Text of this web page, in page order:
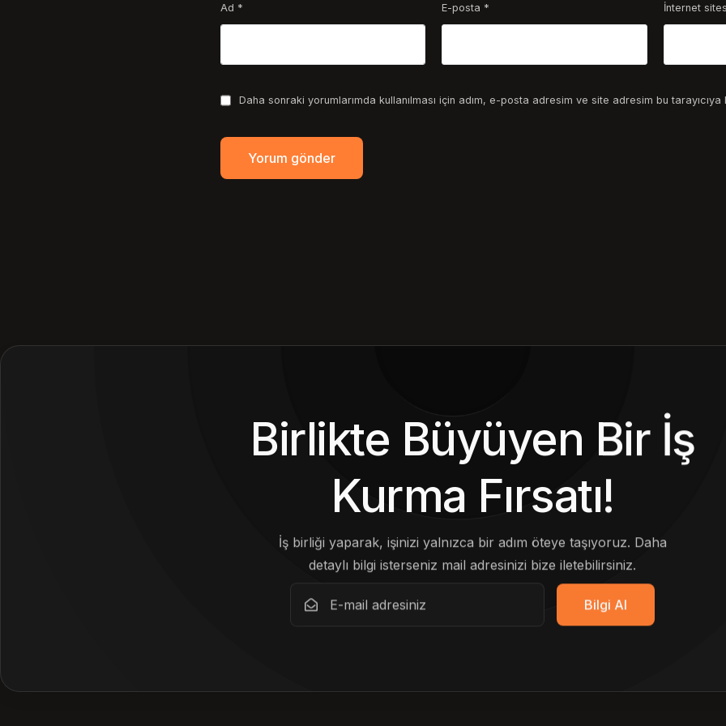
Ad * E-posta * İnternet
Daha sonraki yorumlarımda kullanılması için adım, e-posta adresim ve site adresim bu tarayıcıya
Birlikte Büyüyen Bir İş
Kurma Fırsatı!
İş birliği yaparak, işinizi yalnızca bir adım öteye taşıyoruz. Daha
detaylı bilgi isterseniz mail adresinizi bize iletebilirsiniz.
Bilgi Al